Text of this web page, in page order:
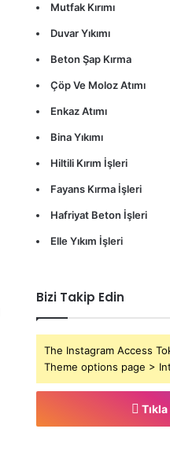
Mutfak Kırımı
Duvar Yıkımı
Beton Şap Kırma
Çöp Ve Moloz Atımı
Enkaz Atımı
Bina Yıkımı
Hiltili Kırım İşleri
Fayans Kırma İşleri
Hafriyat Beton İşleri
Elle Yıkım İşleri
Bizi Takip Edin
The Instagram Access
Theme options page >